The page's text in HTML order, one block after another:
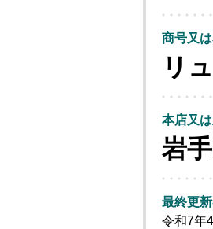
商号又
リ
本店又
岩
最終更
令和7年